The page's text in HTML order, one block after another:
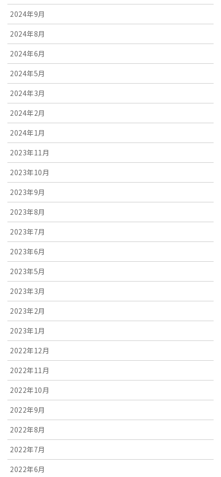
2024年9月
2024年8月
2024年6月
2024年5月
2024年3月
2024年2月
2024年1月
2023年11月
2023年10月
2023年9月
2023年8月
2023年7月
2023年6月
2023年5月
2023年3月
2023年2月
2023年1月
2022年12月
2022年11月
2022年10月
2022年9月
2022年8月
2022年7月
2022年6月